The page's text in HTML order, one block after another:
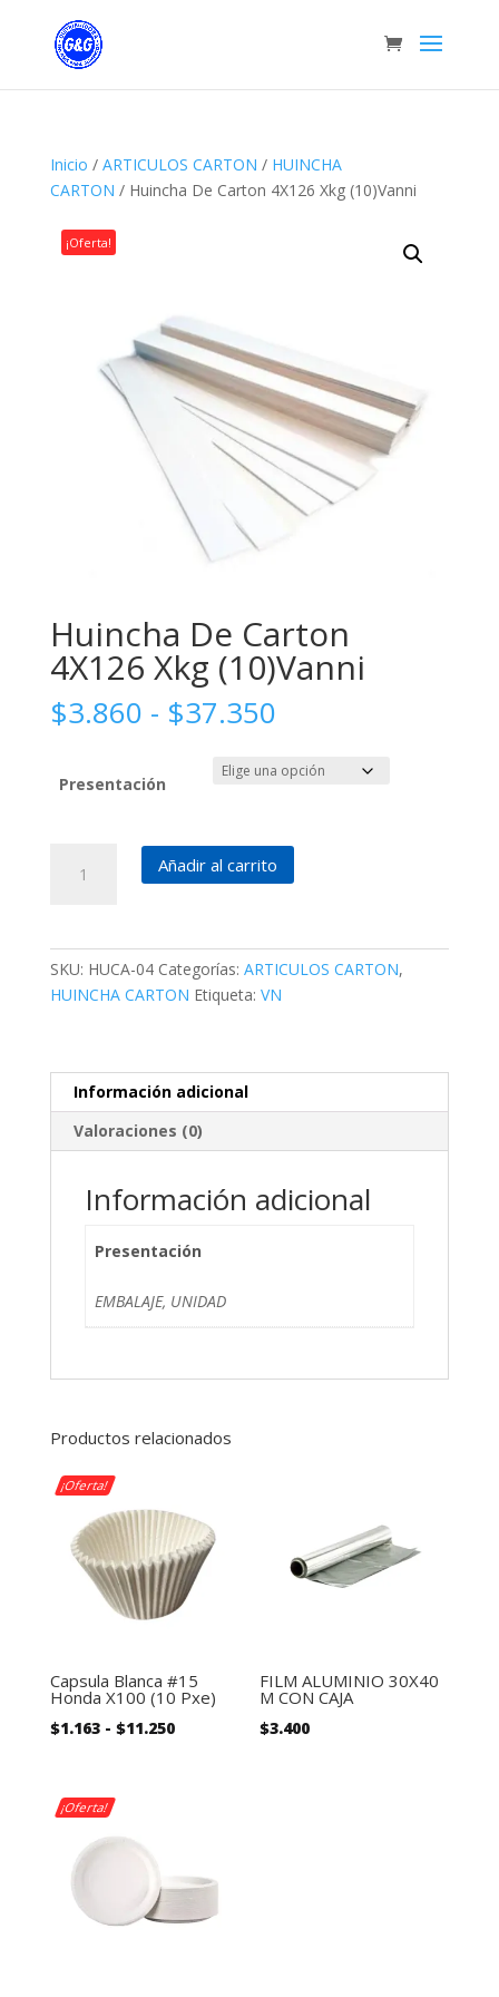
Inicio / ARTICULOS CARTON / HUINCHA
CARTON / Huincha De Carton 4X126 Xkg (10)Vanni
¡Oferta!
Huincha De Carton
4X126 Xkg (10)Vanni
$3.860 - $37.350Rango
precios:
desde
hasta
$37.350
Presentación
Añadir al carrito
SKU: HUCA-04 Categorías: ARTICULOS CARTON,
HUINCHA CARTON Etiqueta: VN
Información adicional
Valoraciones (0)
Información adicional
Presentación
EMBALAJE, UNIDAD
Productos relacionados
¡Oferta!
Capsula Blanca #15
Honda X100 (10 Pxe)
$1.163 - $11.250Rango
$11.250
FILM ALUMINIO 30X40
M CON CAJA
$3.400
¡Oferta!